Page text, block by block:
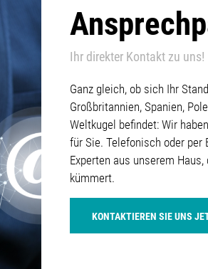
Ihr direkter Kontakt zu uns!
Ganz gleich, ob sich Ihr
Großbritannien, Spanien,
Weltkugel befindet: Wir
für Sie. Telefonisch oder per
Experten aus unserem
kümmert.
KONTAKTIEREN SIE UNS